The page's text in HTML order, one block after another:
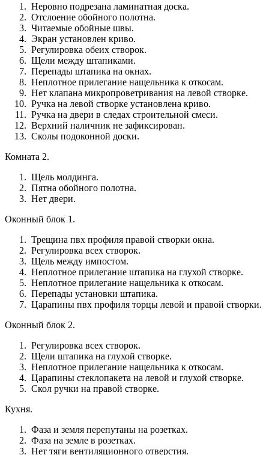
Неровно подрезана ламинатная доска.
Отслоение обойного полотна.
Читаемые обойные швы.
Экран установлен криво.
Регулировка обеих створок.
Щели между штапиками.
Перепады штапика на окнах.
Неплотное прилегание нащельника к откосам.
Нет клапана микропроветривания на левой створке.
Ручка на левой створке установлена криво.
Ручка на двери в следах строительной смеси.
Верхний наличник не зафиксирован.
Сколы подоконной доски.
Комната 2.
Щель молдинга.
Пятна обойного полотна.
Нет двери.
Оконный блок 1.
Трещина пвх профиля правой створки окна.
Регулировка всех створок.
Щель между импостом.
Неплотное прилегание штапика на глухой створке.
Неплотное прилегание нащельника к откосам.
Перепады установки штапика.
Царапины пвх профиля торцы левой и правой створки.
Оконный блок 2.
Регулировка всех створок.
Щели штапика на глухой створке.
Неплотное прилегание нащельника к откосам.
Царапины стеклопакета на левой и глухой створке.
Скол ручки на правой створке.
Кухня.
Фаза и земля перепутаны на розетках.
Фаза на земле в розетках.
Нет тяги вентиляционного отверстия.